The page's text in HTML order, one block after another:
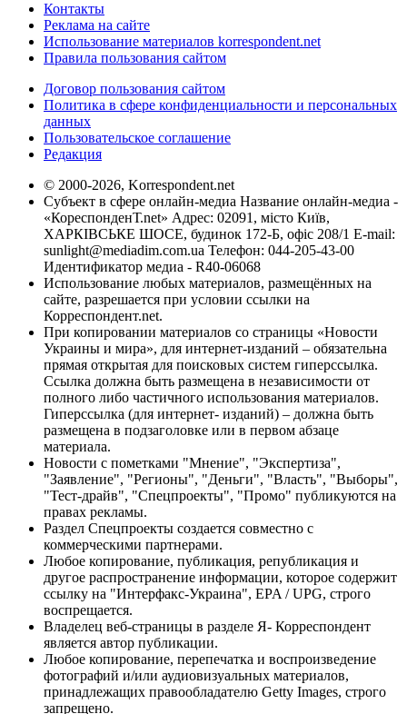
Контакты
Реклама на сайте
Использование материалов korrespondent.net
Правила пользования сайтом
Договор пользования сайтом
Политика в сфере конфиденциальности и персональных
данных
Пользовательское соглашение
Редакция
© 2000-2026, Korrespondent.net
Субъект в сфере онлайн-медиа Название онлайн-медиа -
«КореспонденТ.net» Адрес: 02091, місто Київ,
ХАРКІВСЬКЕ ШОСЕ, будинок 172-Б, офіс 208/1 E-mail:
sunlight@mediadim.com.ua Телефон: 044-205-43-00
Идентификатор медиа - R40-06068
Использование любых материалов, размещённых на
сайте, разрешается при условии ссылки на
Корреспондент.net.
При копировании материалов со страницы «Новости
Украины и мира», для интернет-изданий – обязательна
прямая открытая для поисковых систем гиперссылка.
Ссылка должна быть размещена в независимости от
полного либо частичного использования материалов.
Гиперссылка (для интернет- изданий) – должна быть
размещена в подзаголовке или в первом абзаце
материала.
Новости с пометками "Мнение", "Экспертиза",
"Заявление", "Регионы", "Деньги", "Власть", "Выборы",
"Тест-драйв", "Спецпроекты", "Промо" публикуются на
правах рекламы.
Раздел Спецпроекты создается совместно с
коммерческими партнерами.
Любое копирование, публикация, републикация и
другое распространение информации, которое содержит
ссылку на "Интерфакс-Украина", EPA / UPG, строго
воспрещается.
Владелец веб-страницы в разделе Я- Корреспондент
является автор публикации.
Любое копирование, перепечатка и воспроизведение
фотографий и/или аудиовизуальных материалов,
принадлежащих правообладателю Getty Images, строго
запрещено.